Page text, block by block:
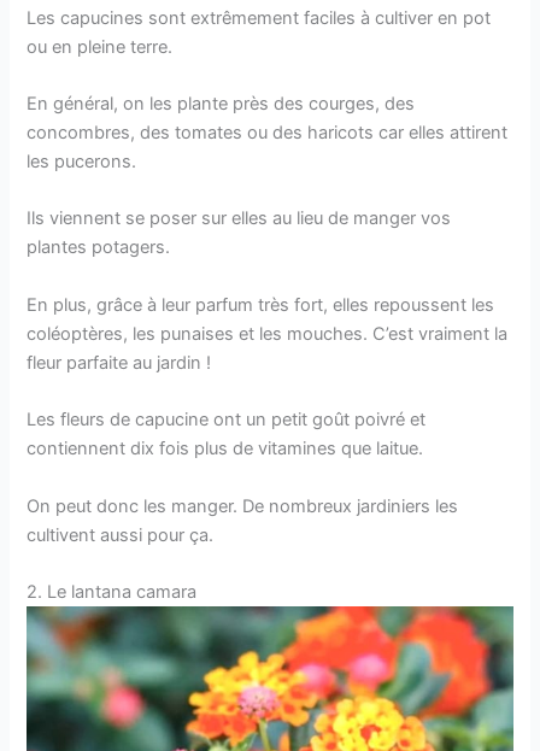
Les capucines sont extrêmement faciles à cultiver en pot
ou en pleine terre.
En général, on les plante près des courges, des
concombres, des tomates ou des haricots car elles attirent
les pucerons.
Ils viennent se poser sur elles au lieu de manger vos
plantes potagers.
En plus, grâce à leur parfum très fort, elles repoussent les
coléoptères, les punaises et les mouches. C’est vraiment la
fleur parfaite au jardin !
Les fleurs de capucine ont un petit goût poivré et
contiennent dix fois plus de vitamines que laitue.
On peut donc les manger. De nombreux jardiniers les
cultivent aussi pour ça.
2. Le lantana camara